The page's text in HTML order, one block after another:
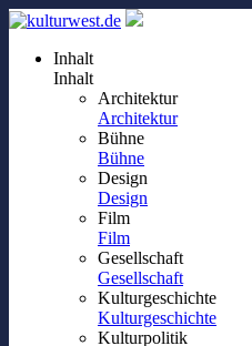
Inhalt
Inhalt
Architektur
Architektur
Bühne
Bühne
Design
Design
Film
Film
Gesellschaft
Gesellschaft
Kulturgeschichte
Kulturgeschichte
Kulturpolitik